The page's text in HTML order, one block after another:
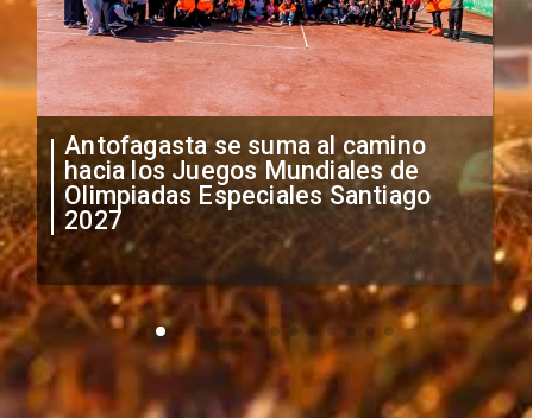
"Falta de profesionalismo": Sifup
anuncia medidas por situación
irregular de futbolistas
extranjeros